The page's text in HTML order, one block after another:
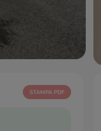
STAMPA PDF